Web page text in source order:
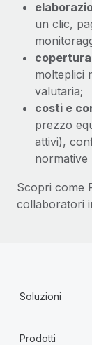
un clic,
molteplici
valutaria;
costi e
prezzo
attivi),
normative
Scopri come
collaboratori
Soluzioni
Prodotti